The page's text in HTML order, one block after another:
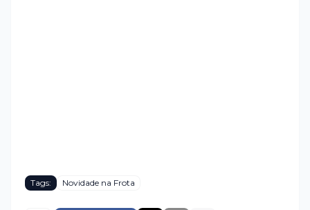
Tags: Novidade na Frota